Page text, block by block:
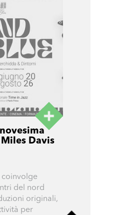
Davis
coinvolge
del nord
originali,
per